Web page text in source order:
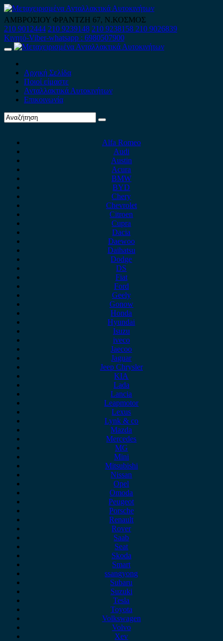
Skip
to
content
ΑΜΒΡΟΣΙΟΥ ΦΡΑΝΤΖΗ 67, Ν.ΚΟΣΜΟΣ
210 9012444 210 9239148 210 9238158 210 9026839
Κινητό-Viber-whatsapp : 6980507900
Primary
Αρχική Σελίδα
Ποιοί είμαστε
Ανταλλακτικά Αυτοκινήτων
Επικοινωνία
Alfa Romeo
Audi
Austin
Acura
BMW
BYD
Chery
Chevrolet
Citroen
Cupra
Dacia
Daewoo
Daihatsu
Dodge
DS
Fiat
Ford
Geely
Gonow
Honda
Hyundai
Isuzu
iveco
Jaecoo
Jaguar
Jeep Chrysler
KIA
Lada
Lancia
Leapmotor
Lexus
Lynk & co
Mazda
Mercedes
MG
Mini
Mitsubishi
Nissan
Opel
Omoda
Peugeot
Porsche
Renault
Rover
Saab
Seat
Skoda
Smart
ssangyong
Subaru
Suzuki
Tesla
Toyota
Volkswagen
Volvo
Xev